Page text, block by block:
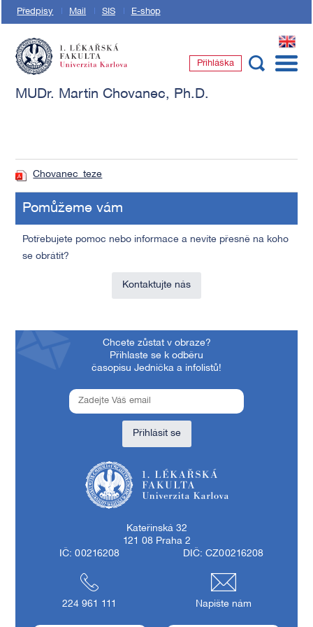
Předpisy Mail SIS E-shop
EN
Přihláška
MUDr. Martin Chovanec, Ph.D.
Chovanec_teze
Pomůžeme vám
Potřebujete pomoc nebo informace a nevíte přesně na koho
se obrátit?
Kontaktujte nás
Chcete zůstat v obraze?
Přihlaste se k odběru
časopisu Jednička a infolistů!
Přihlásit se
Kateřinská 32
121 08 Praha 2
IČ: 00216208
DIČ: CZ00216208
224 961 111 Napište nám